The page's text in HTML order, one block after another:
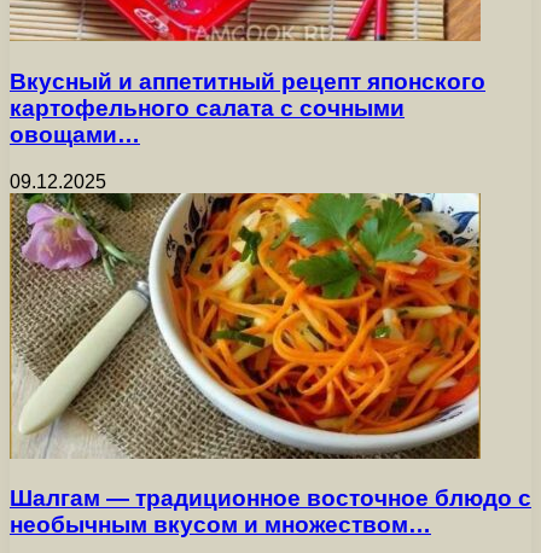
Вкусный и аппетитный рецепт японского
картофельного салата с сочными
овощами…
09.12.2025
Шалгам — традиционное восточное блюдо с
необычным вкусом и множеством…